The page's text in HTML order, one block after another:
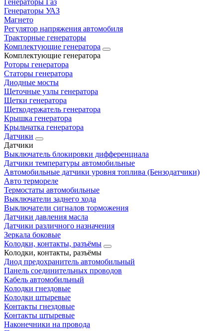
Генераторы Газ
Генераторы УАЗ
Магнето
Регулятор напряжения автомобиля
Тракторные генераторы
Комплектующие генератора
Комплектующие генератора
Роторы генератора
Статоры генератора
Диодные мосты
Щеточные узлы генератора
Щетки генератора
Щеткодержатель генератора
Крышка генератора
Крыльчатка генератора
Датчики
Датчики
Выключатель блокировки дифференциала
Датчики температуры автомобильные
Автомобильные датчики уровня топлива (Бензодатчики)
Авто термореле
Термостаты автомобильные
Выключатели заднего хода
Выключатели сигналов торможения
Датчики давления масла
Датчики различного назначения
Зеркала боковые
Колодки, контакты, разъёмы
Колодки, контакты, разъёмы
Диод предохранитель автомобильный
Панель соединительных проводов
Кабель автомобильный
Колодки гнездовые
Колодки штыревые
Контакты гнездовые
Контакты штыревые
Наконечники на провода